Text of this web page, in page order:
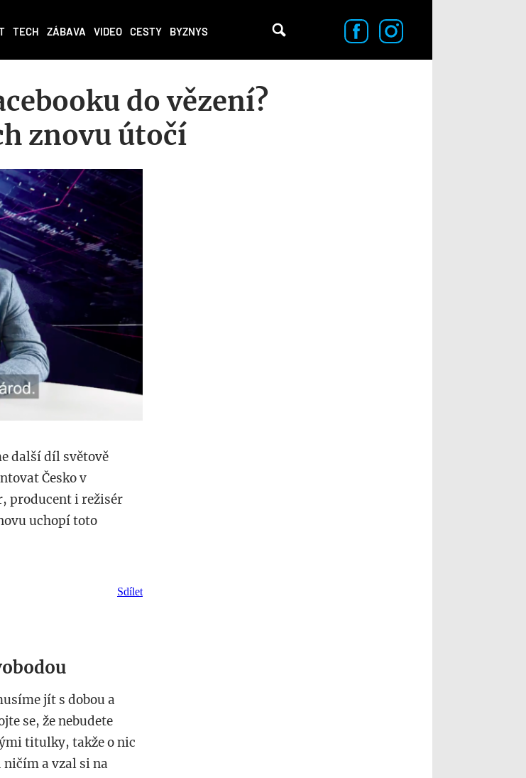
TECH ZÁBAVA VIDEO CESTY BYZNYS
do vězení?
znovu útočí
další díl světově
Česko v
producent i režisér
uchopí toto
Sdílet
jít s dobou a
se, že nebudete
titulky, takže o nic
ničím a vzal si na